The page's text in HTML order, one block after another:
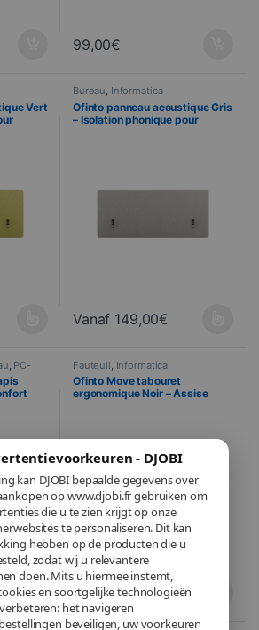
- DJOBI
kan DJOBI bepaalde gegevens over
op www.djobi.fr gebruiken om
die u te zien krijgt op onze
te personaliseren. Dit kan
hebben op de producten die u
zodat wij u relevantere
doen. Mits u hiermee instemt,
en soortgelijke technologieën
het navigeren
beveiligen, uw voorkeuren
99,00€
Vert
variations. Les options peuvent être
Bureau, Informatica
Ofinto panneau acoustique Gris
– Isolation phonique pour
Vanaf 149,00€
Ce produit a plusieurs
PC- Fauteuil Informatica
Ofinto Move tabouret
ergonomique Noir – Assise
179,00€